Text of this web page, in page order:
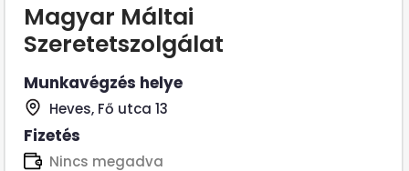
Magyar Máltai
Szeretetszolgálat
Munkavégzés helye
Heves, Fő utca 13
Fizetés
Nincs megadva